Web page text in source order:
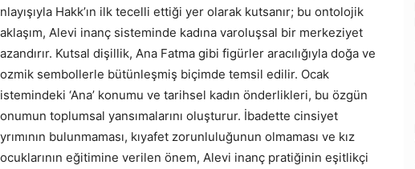
Hakk’ın ilk tecelli ettiği yer olarak kutsanır; bu ontolojik
Alevi inanç sisteminde kadına varoluşsal bir merkeziyet
Kutsal dişillik, Ana Fatma gibi figürler aracılığıyla doğa ve
sembollerle bütünleşmiş biçimde temsil edilir. Ocak
‘Ana’ konumu ve tarihsel kadın önderlikleri, bu özgün
toplumsal yansımalarını oluşturur. İbadette cinsiyet
bulunmaması, kıyafet zorunluluğunun olmaması ve kız
eğitimine verilen önem, Alevi inanç pratiğinin eşitlikçi